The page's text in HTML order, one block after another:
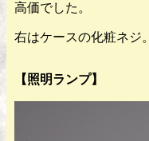
高価でした。
右はケースの化粧ネジ。
【照明ランプ】